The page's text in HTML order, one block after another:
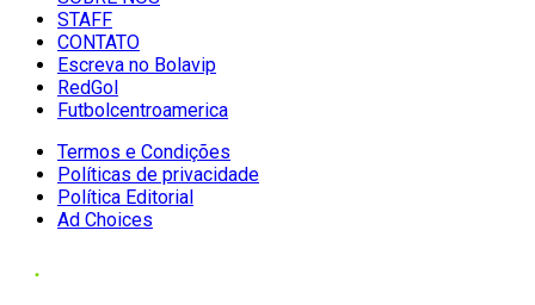
STAFF
CONTATO
Escreva no Bolavip
RedGol
Futbolcentroamerica
Termos e Condições
Políticas de privacidade
Política Editorial
Ad Choices